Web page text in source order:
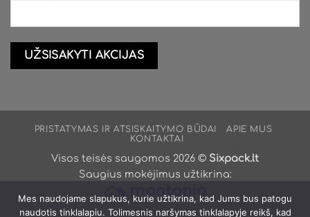
PRISTATYMAS IR ATSISKAITYMO BŪDAI
APIE MUS
KONTAKTAI
Visos teisės saugomos 2026 © Sixpack.lt
Saugius mokėjimus užtikrina:
Mes naudojame slapukus, kurie užtikrina, kad Jums bus patogu
naudotis tinklalapiu. Tolimesnis naršymas tinklalapyje reikš, kad